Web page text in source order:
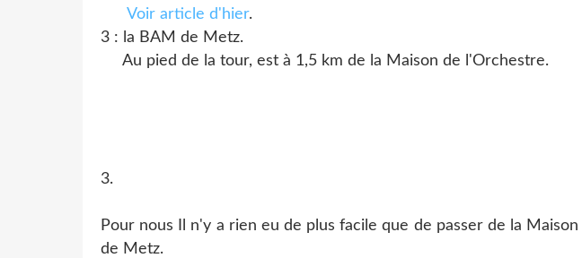
Voir article d'hier.
3 : la BAM de Metz.
Au pied de la tour, est à 1,5 km de la Maison de l'Orchestre.
3.
Pour nous Il n'y a rien eu de plus facile que de passer de la
de Metz.